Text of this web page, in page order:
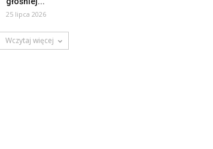
25 lipca 2026
Wczytaj więcej